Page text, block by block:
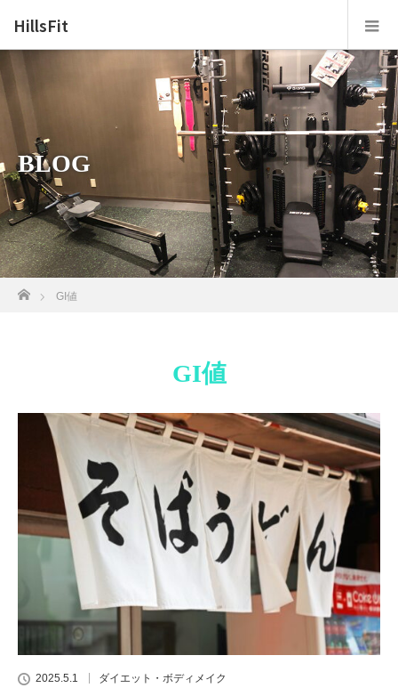
HillsFit
BLOG
ホーム
GI値
GI値
2025.5.1 ダイエット・ボディメイク